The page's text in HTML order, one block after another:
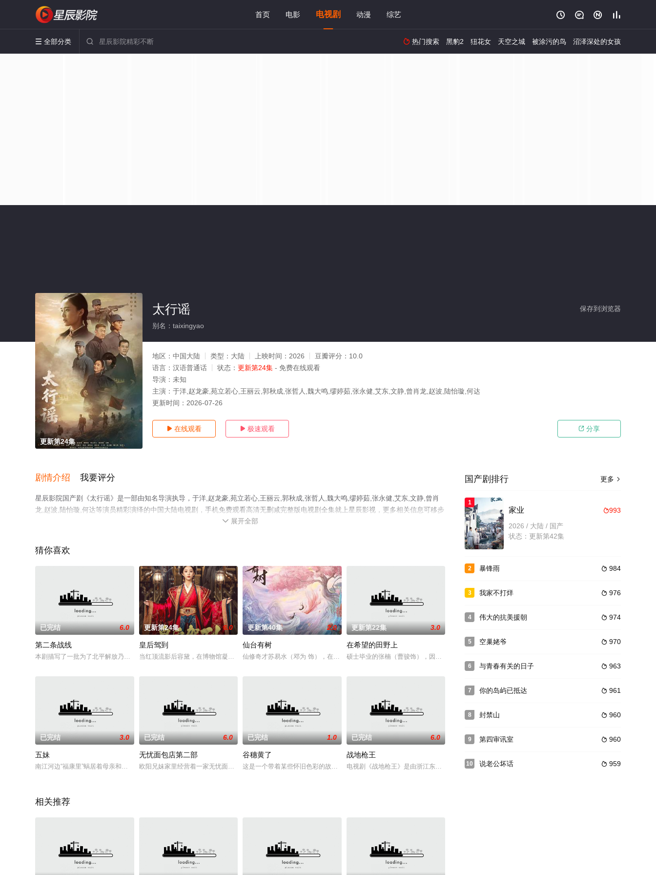
首页 电影 电视剧 动漫 综艺    
 全部分类   热门搜索 黑豹2 狃花女 天空之城 被涂污的鸟 沼泽深处的女孩
更新第24集
保存到浏览器
太行谣
别名：taixingyao
地区： 中国大陆 类型： 大陆 上映时间： 2026 豆瓣评分： 10.0
语言： 汉语普通话 状态： 更新第24集 - 免费在线观看
导演： 未知
主演： 于洋,赵龙豪,苑立若心,王丽云,郭秋成,张哲人,魏大鸣,缪婷茹,张永健,艾东,文静,曾肖龙,赵波,陆怡璇,何达
更新时间： 2026-07-26
 在线观看  极速观看  分享
剧情介绍 我要评分
星辰影院国产剧《太行谣》是一部由知名导演执导，于洋,赵龙豪,苑立若心,王丽云,郭秋成,张哲人,魏大鸣,缪婷茹,张永健,艾东,文静,曾肖
龙,赵波,陆怡璇,何达等演员精彩演绎的中国大陆电视剧，手机免费观看高清无删减完整版电视剧全集就上星辰影视，更多相关信息可移步
 展开全部
猜你喜欢
已完结 6.0
第二条战线
本剧描写了一批为了北平解放乃至全国解放而无私奉献出青春、热血乃至生命的北平地下党人……剧中既有于伯阳、杜
更新第24集 6.0
皇后驾到
当红顶流影后容黛，在博物馆凝视一方残破古碑时，竟意外被卷入时空漩涡，坠入一段被岁月尘封的血腥往事——她惊
更新第40集 2.0
仙台有树
仙修奇才苏易水（邓为 饰），在十八年前被师父沐清歌（向涵之 饰）改变天命，一向离经叛道的“女魔头”沐清歌
更新第22集 3.0
在希望的田野上
硕士毕业的张楠（曹骏饰），因母亲患癌，被迫放弃了大城市很好的发展前景，背着沉重的思想包袱回到土生
已完结 3.0
五妹
南江河边“福康里”蜗居着母亲和她的五个女儿：红梅、红兰、红竹、红菊和五妹。当母亲还怀着五妹的时候，父亲车
已完结 6.0
无忧面包店第二部
欧阳兄妹家里经营着一家无忧面包店，这里的面包可以实现愿望，但只卖给孩子。欧阳兄妹转学到了新的学校结识了顾
已完结 1.0
谷穗黄了
这是一个带着某些怀旧色彩的故事。故事把观众带到了1925年到1945年间的那个飘摇的年代，东北松嫩平原上
已完结 6.0
战地枪王
电视剧《战地枪王》是由浙江东阳新媒诚品影视文化传媒股份有限公司出品，是“枪王系列”中继《绝地枪王》
相关推荐
更多 
国产剧排行
1
993
家业
2026 / 大陆 / 国产
状态：更新第42集
2  984
暴锋雨
3  976
我家不打烊
4  974
伟大的抗美援朝
5  970
空巢姥爷
6  963
与青春有关的日子
7  961
你的岛屿已抵达
8  960
封禁山
9  960
第四审讯室
10  959
说老公坏话